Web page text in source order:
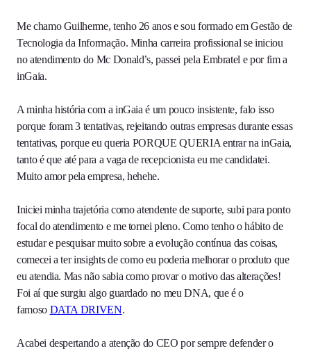
Me chamo Guilherme, tenho 26 anos e sou formado em Gestão de
Tecnologia da Informação. Minha carreira profissional se iniciou
no atendimento do Mc Donald’s, passei pela Embratel e por fim a
inGaia.
A minha história com a inGaia é um pouco insistente, falo isso
porque foram 3 tentativas, rejeitando outras empresas durante essas
tentativas, porque eu queria PORQUE QUERIA entrar na inGaia,
tanto é que até para a vaga de recepcionista eu me candidatei.
Muito amor pela empresa, hehehe.
Iniciei minha trajetória como atendente de suporte, subi para ponto
focal do atendimento e me tornei pleno. Como tenho o hábito de
estudar e pesquisar muito sobre a evolução contínua das coisas,
comecei a ter insights de como eu poderia melhorar o produto que
eu atendia. Mas não sabia como provar o motivo das alterações!
Foi aí que surgiu algo guardado no meu DNA, que é o
famoso DATA DRIVEN.
Acabei despertando a atenção do CEO por sempre defender o